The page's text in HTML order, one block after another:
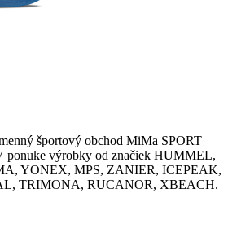
športový obchod MiMa SPORT
ponuke výrobky od značiek HUMMEL,
YONEX, MPS, ZANIER, ICEPEAK,
TRIMONA, RUCANOR, XBEACH.